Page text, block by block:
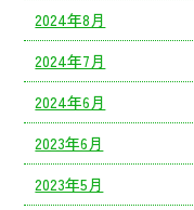
2024年8月
2024年7月
2024年6月
2023年6月
2023年5月